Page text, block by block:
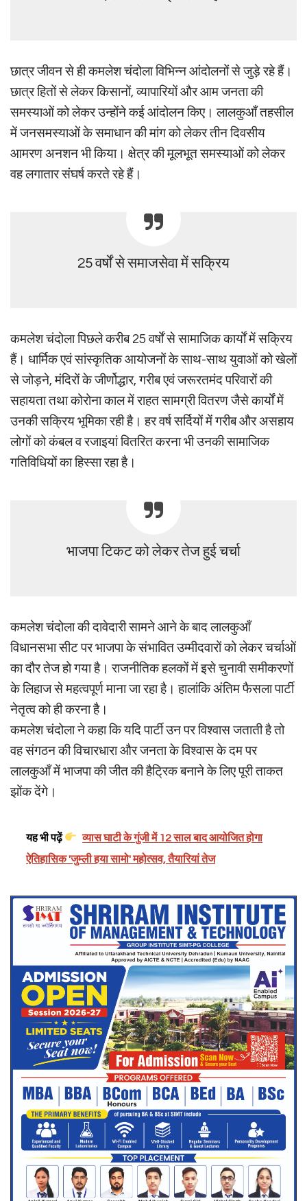
छात्र जीवन से ही कमलेश चंदोला विभिन्न आंदोलनों से जुड़े रहे हैं।
छात्र हितों से लेकर किसानों, व्यापारियों और आम जनता की
समस्याओं को लेकर उन्होंने कई आंदोलन किए। लालकुआँ तहसील
में जनसमस्याओं के समाधान की मांग को लेकर तीन दिवसीय
आमरण अनशन भी किया। क्षेत्र की मूलभूत समस्याओं को लेकर
वह लगातार संघर्ष करते रहे हैं।
25 वर्षों से समाजसेवा में सक्रिय
कमलेश चंदोला पिछले करीब 25 वर्षों से सामाजिक कार्यों में सक्रिय
हैं। धार्मिक एवं सांस्कृतिक आयोजनों के साथ-साथ युवाओं को खेलों
से जोड़ने, मंदिरों के जीर्णोद्धार, गरीब एवं जरूरतमंद परिवारों की
सहायता तथा कोरोना काल में राहत सामग्री वितरण जैसे कार्यों में
उनकी सक्रिय भूमिका रही है। हर वर्ष सर्दियों में गरीब और असहाय
लोगों को कंबल व रजाइयां वितरित करना भी उनकी सामाजिक
गतिविधियों का हिस्सा रहा है।
भाजपा टिकट को लेकर तेज हुई चर्चा
कमलेश चंदोला की दावेदारी सामने आने के बाद लालकुआँ
विधानसभा सीट पर भाजपा के संभावित उम्मीदवारों को लेकर चर्चाओं
का दौर तेज हो गया है। राजनीतिक हलकों में इसे चुनावी समीकरणों
के लिहाज से महत्वपूर्ण माना जा रहा है। हालांकि अंतिम फैसला पार्टी
नेतृत्व को ही करना है।
कमलेश चंदोला ने कहा कि यदि पार्टी उन पर विश्वास जताती है तो
वह संगठन की विचारधारा और जनता के विश्वास के दम पर
लालकुआँ में भाजपा की जीत की हैट्रिक बनाने के लिए पूरी ताकत
झोंक देंगे।
यह भी पढ़ें
व्यास घाटी के गुंजी में 12 साल बाद आयोजित होगा
ऐतिहासिक 'जुम्ली हया सामो' महोत्सव, तैयारियां तेज